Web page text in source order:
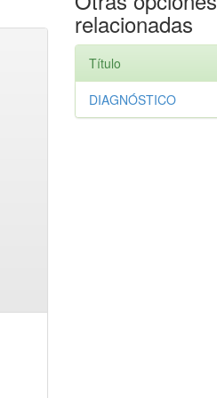
relacionadas
Título
DIAGNÓSTICO